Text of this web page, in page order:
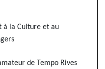
à la Culture et au
de Tempo Rives